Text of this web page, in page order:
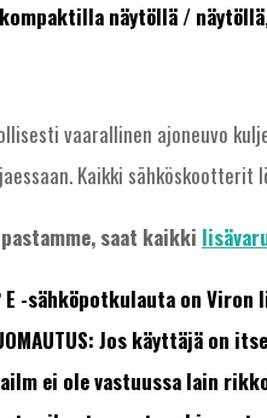
näytöllä / näytöllä
vaarallinen ajoneuvo
Kaikki sähköskootterit
saat kaikki
E -sähköpotkulauta on
Jos käyttäjä on
ei ole vastuussa lain